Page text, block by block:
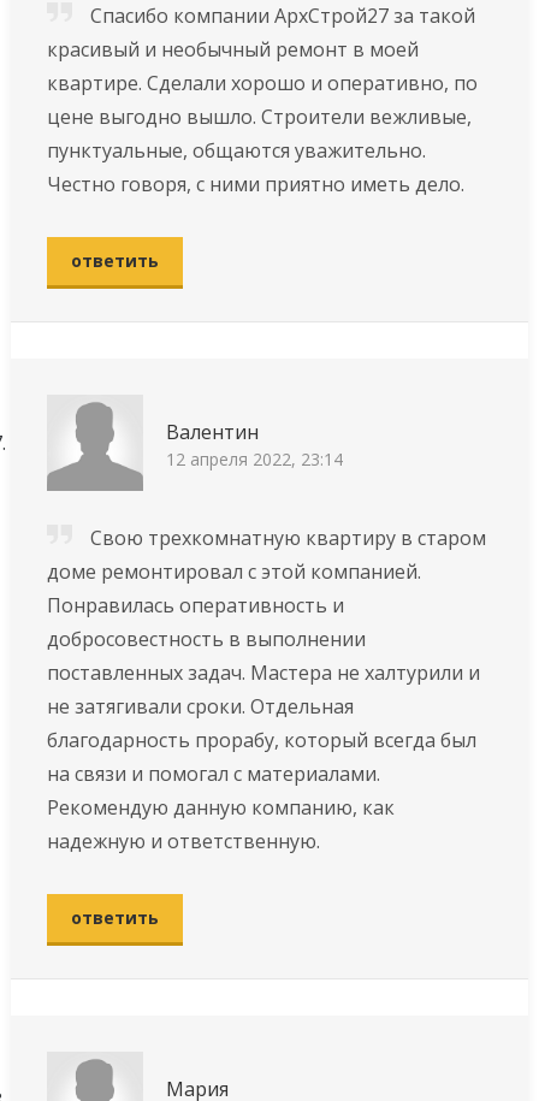
Спасибо компании АрхСтрой27 за такой
красивый и необычный ремонт в моей
квартире. Сделали хорошо и оперативно, по
цене выгодно вышло. Строители вежливые,
пунктуальные, общаются уважительно.
Честно говоря, с ними приятно иметь дело.
ответить
Валентин
12 апреля 2022, 23:14
Свою трехкомнатную квартиру в старом
доме ремонтировал с этой компанией.
Понравилась оперативность и
добросовестность в выполнении
поставленных задач. Мастера не халтурили и
не затягивали сроки. Отдельная
благодарность прорабу, который всегда был
на связи и помогал с материалами.
Рекомендую данную компанию, как
надежную и ответственную.
ответить
Мария